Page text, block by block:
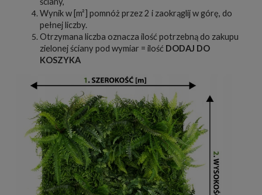
Wynik w [m²] pomnóż przez 2 i zaokrąglij w górę, do
pełnej liczby.
Otrzymana liczba oznacza ilość potrzebną do zakupu
zielonej ściany pod wymiar = ilość DODAJ DO
KOSZYKA